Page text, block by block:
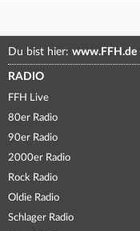
Du bist hier: www.FFH.de
RADIO
FFH Live
80er Radio
90er Radio
2000er Radio
Rock Radio
Oldie Radio
Schlager Radio